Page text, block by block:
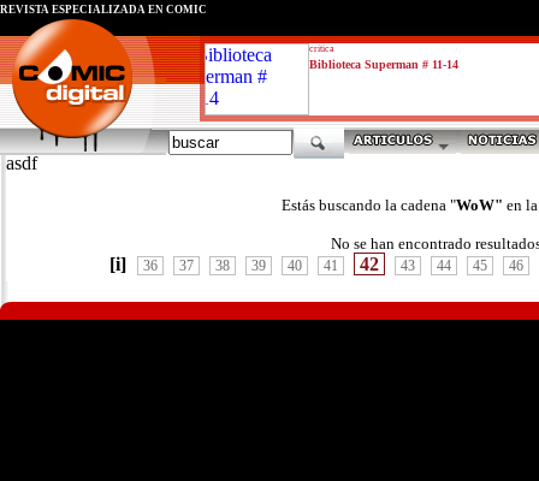
critica
Biblioteca Superman # 11-14
REVISTA ESPECIALIZADA EN CÓMIC
asdf
Estás buscando la cadena "WoW" en
No se han encontrado
[i] 36 37 38 39 40 41 42 43 44 45 46